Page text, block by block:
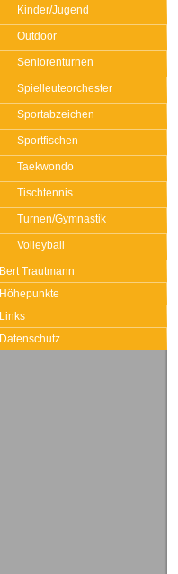
Kinder/Jugend
Outdoor
Seniorenturnen
Spielleuteorchester
Sportabzeichen
Sportfischen
Taekwondo
Tischtennis
Turnen/Gymnastik
Volleyball
Bert Trautmann
Höhepunkte
Links
Datenschutz